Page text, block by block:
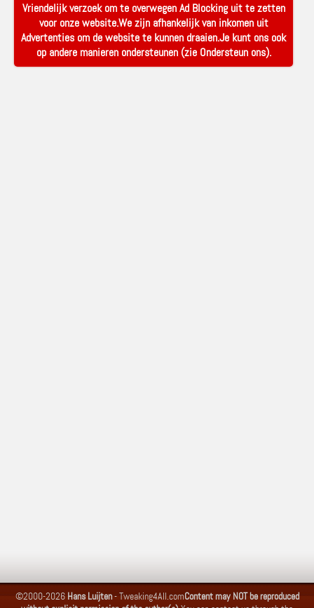
Vriendelijk verzoek om te overwegen Ad Blocking uit te zetten
voor onze website.We zijn afhankelijk van inkomen uit
Advertenties om de website te kunnen draaien.Je kunt ons ook
op andere manieren ondersteunen (zie Ondersteun ons).
©2000-2026 Hans Luijten-Tweaking4All.comContent may NOT be reproduced